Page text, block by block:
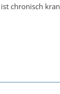
chronisch